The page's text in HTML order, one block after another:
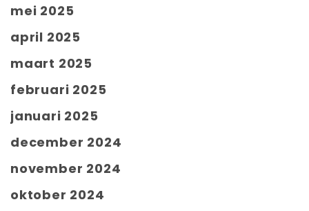
mei 2025
april 2025
maart 2025
februari 2025
januari 2025
december 2024
november 2024
oktober 2024